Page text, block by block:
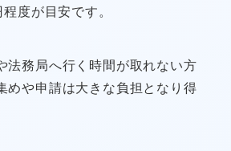
度が目安です。
法務局へ行く時間が取れない方
めや申請は大きな負担となり得